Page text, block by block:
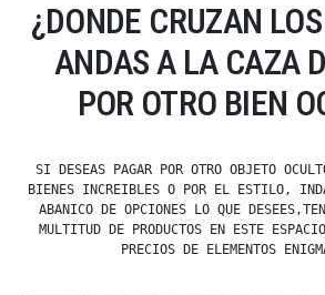
¿DONDE CRUZAN
ANDAS A LA CAZA
POR OTRO BIEN
SI DESEAS PAGAR POR OTRO OBJETO
BIENES INCREIBLES O POR EL ESTILO,
ABANICO DE OPCIONES LO QUE
MULTITUD DE PRODUCTOS EN ESTE
PRECIOS DE ELEMENTOS